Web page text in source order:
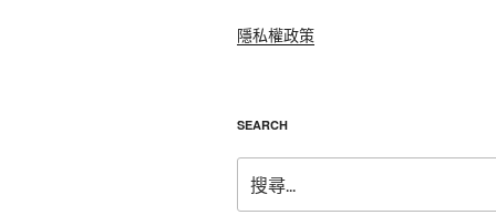
隱私權政策
SEARCH
尋